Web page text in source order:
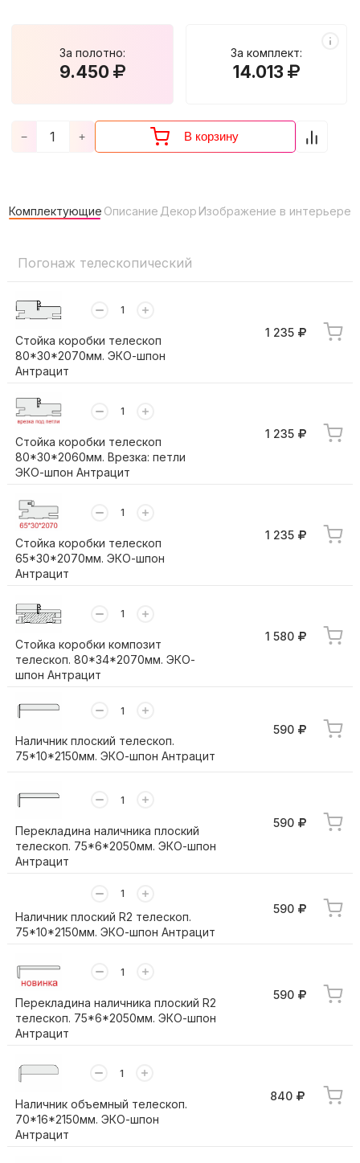
За полотно:
9.450
За комплект:
14.013
− + В корзину
Комплектующие Описание Декор Изображение в интерьере
Погонаж телескопический
Стойка коробки телескоп
80*30*2070мм. ЭКО-шпон
Антрацит
1 235
Стойка коробки телескоп
80*30*2060мм. Врезка: петли
ЭКО-шпон Антрацит
1 235
Стойка коробки телескоп
65*30*2070мм. ЭКО-шпон
Антрацит
1 235
Стойка коробки композит
телескоп. 80*34*2070мм. ЭКО-
шпон Антрацит
1 580
Наличник плоский телескоп.
75*10*2150мм. ЭКО-шпон Антрацит
590
Перекладина наличника плоский
телескоп. 75*6*2050мм. ЭКО-шпон
Антрацит
590
Наличник плоский R2 телескоп.
75*10*2150мм. ЭКО-шпон Антрацит
590
Перекладина наличника плоский R2
телескоп. 75*6*2050мм. ЭКО-шпон
Антрацит
590
Наличник объемный телескоп.
70*16*2150мм. ЭКО-шпон
Антрацит
840